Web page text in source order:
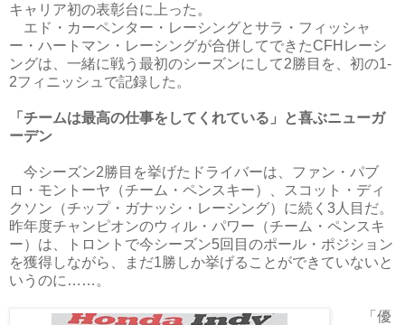
キャリア初の表彰台に上った。
エド・カーペンター・レーシングとサラ・フィッシャ
ー・ハートマン・レーシングが合併してできたCFHレーシ
ングは、一緒に戦う最初のシーズンにして2勝目を、初の1-
2フィニッシュで記録した。
「チームは最高の仕事をしてくれている」と喜ぶニューガ
ーデン
今シーズン2勝目を挙げたドライバーは、ファン・パブ
ロ・モントーヤ（チーム・ペンスキー）、スコット・ディ
クソン（チップ・ガナッシ・レーシング）に続く3人目だ。
昨年度チャンピオンのウィル・パワー（チーム・ペンスキ
ー）は、トロントで今シーズン5回目のポール・ポジション
を獲得しながら、まだ1勝しか挙げることができていないと
いうのに……。
「優